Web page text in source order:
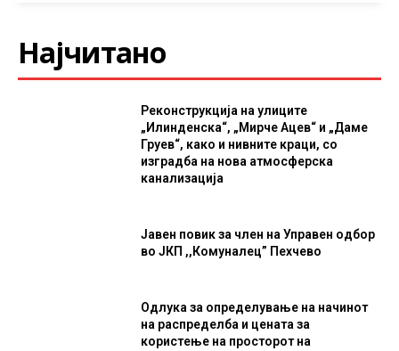
Најчитано
Реконструкција на улиците
„Илинденска“, „Мирче Ацев“ и „Даме
Груев“, како и нивните краци, со
изградба на нова атмосферска
канализација
Јавен повик за член на Управен одбор
во ЈКП ,,Комуналец” Пехчево
Одлука за определување на начинот
на распределба и цената за
користење на просторот на